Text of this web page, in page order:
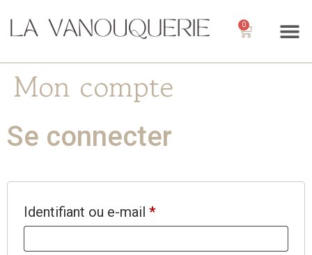
0
Mon compte
Se connecter
Identifiant ou e-mail *